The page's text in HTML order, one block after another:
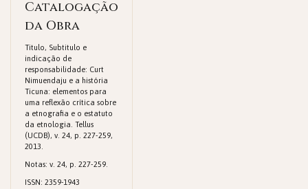
Catalogação
da Obra
Titulo, Subtitulo e
indicação de
responsabilidade: Curt
Nimuendaju e a história
Ticuna: elementos para
uma reflexão crítica sobre
a etnografia e o estatuto
da etnologia. Tellus
(UCDB), v. 24, p. 227-259,
2013.
Notas: v. 24, p. 227-259.
ISSN: 2359-1943